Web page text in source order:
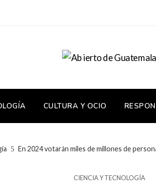
CULTURA Y OCIO
En 2024 votarán miles de millones de
CIENCIA Y TECNOLOGÍA